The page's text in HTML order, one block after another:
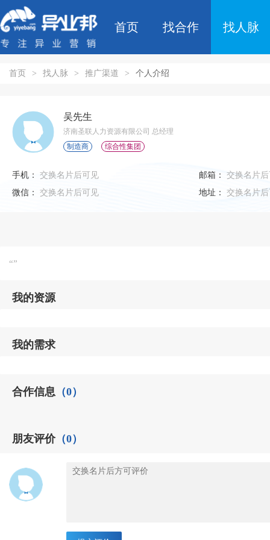
首页 找合作 找人脉
首页 > 找人脉 > 推广渠道 > 个人介绍
吴先生
济南圣联人力资源有限公司 总经理
制造商
综合性集团
手机： 交换名片后可见 邮箱：
交换名片
微信：
交换名片后可见 地址： 交换名片
“”
我的资源
我的需求
合作信息 （0）
朋友评价（0）